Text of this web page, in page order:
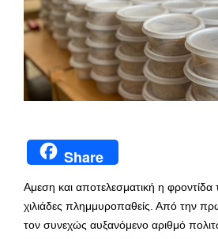
Share
Αμεση και αποτελεσματική η
χιλιάδες πλημμυροπαθείς. Από την
τον συνεχώς αυξανόμενο αριθμό